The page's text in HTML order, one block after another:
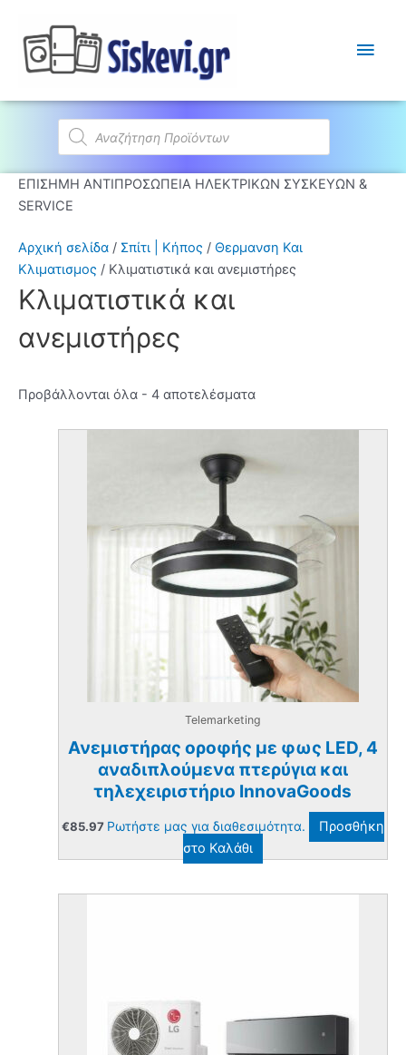
Products
search
Αρχική σελίδα / Σπίτι | Κήπος / Θερμανση Και
Κλιματισμος / Κλιματιστικά και ανεμιστήρες
Κλιματιστικά και
ανεμιστήρες
Προβάλλονται όλα - 4 αποτελέσματα
Telemarketing
Ανεμιστήρας οροφής με φως LED, 4
αναδιπλούμενα πτερύγια και
τηλεχειριστήριο InnovaGoods
€85.97 Ρωτήστε μας για διαθεσιμότητα.
Προσθήκη
στο Καλάθι
ΕΠΙΣΗΜΗ ΑΝΤΙΠΡΟΣΩΠΕΙΑ ΗΛΕΚΤΡΙΚΩΝ ΣΥΣΚΕΥΩΝ &
SERVICE